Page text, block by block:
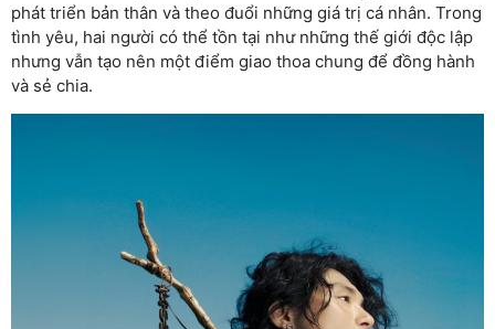
phát triển bản thân và theo đuổi những giá trị cá nhân. Trong
tình yêu, hai người có thể tồn tại như những thế giới độc lập
nhưng vẫn tạo nên một điểm giao thoa chung để đồng hành
và sẻ chia.